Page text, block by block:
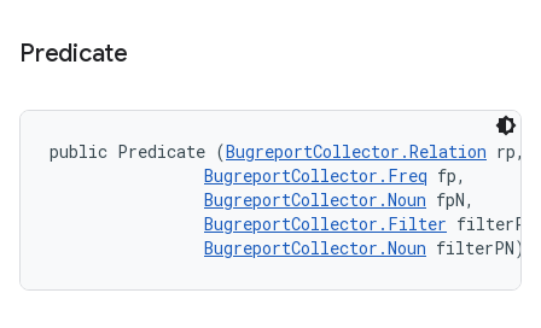
Predicate
public Predicate (BugreportCollector.Relation rp,
BugreportCollector.Freq fp,
BugreportCollector.Noun fpN,
BugreportCollector.Filter
BugreportCollector.Noun filterPN)